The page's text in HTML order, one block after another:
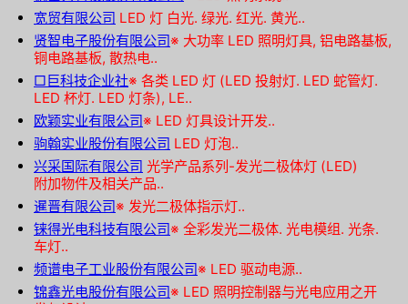
宽贸有限公司 LED 灯 白光. 绿光. 红光. 黄光..
贤智电子股份有限公司※ 大功率 LED 照明灯具, 铝电路基板,
铜电路基板, 散热电..
□巨科技企业社※ 各类 LED 灯 (LED 投射灯. LED 蛇管灯.
LED 杯灯. LED 灯条), LE..
欧颖实业有限公司※ LED 灯具设计开发..
驹翰实业股份有限公司 LED 灯泡..
兴采国际有限公司 光学产品系列-发光二极体灯 (LED)
附加物件及相关产品..
暹晋有限公司※ 发光二极体指示灯..
铼得光电科技有限公司※ 全彩发光二极体. 光电模组. 光条.
车灯..
频谱电子工业股份有限公司※ LED 驱动电源..
锦鑫光电股份有限公司※ LED 照明控制器与光电应用之开